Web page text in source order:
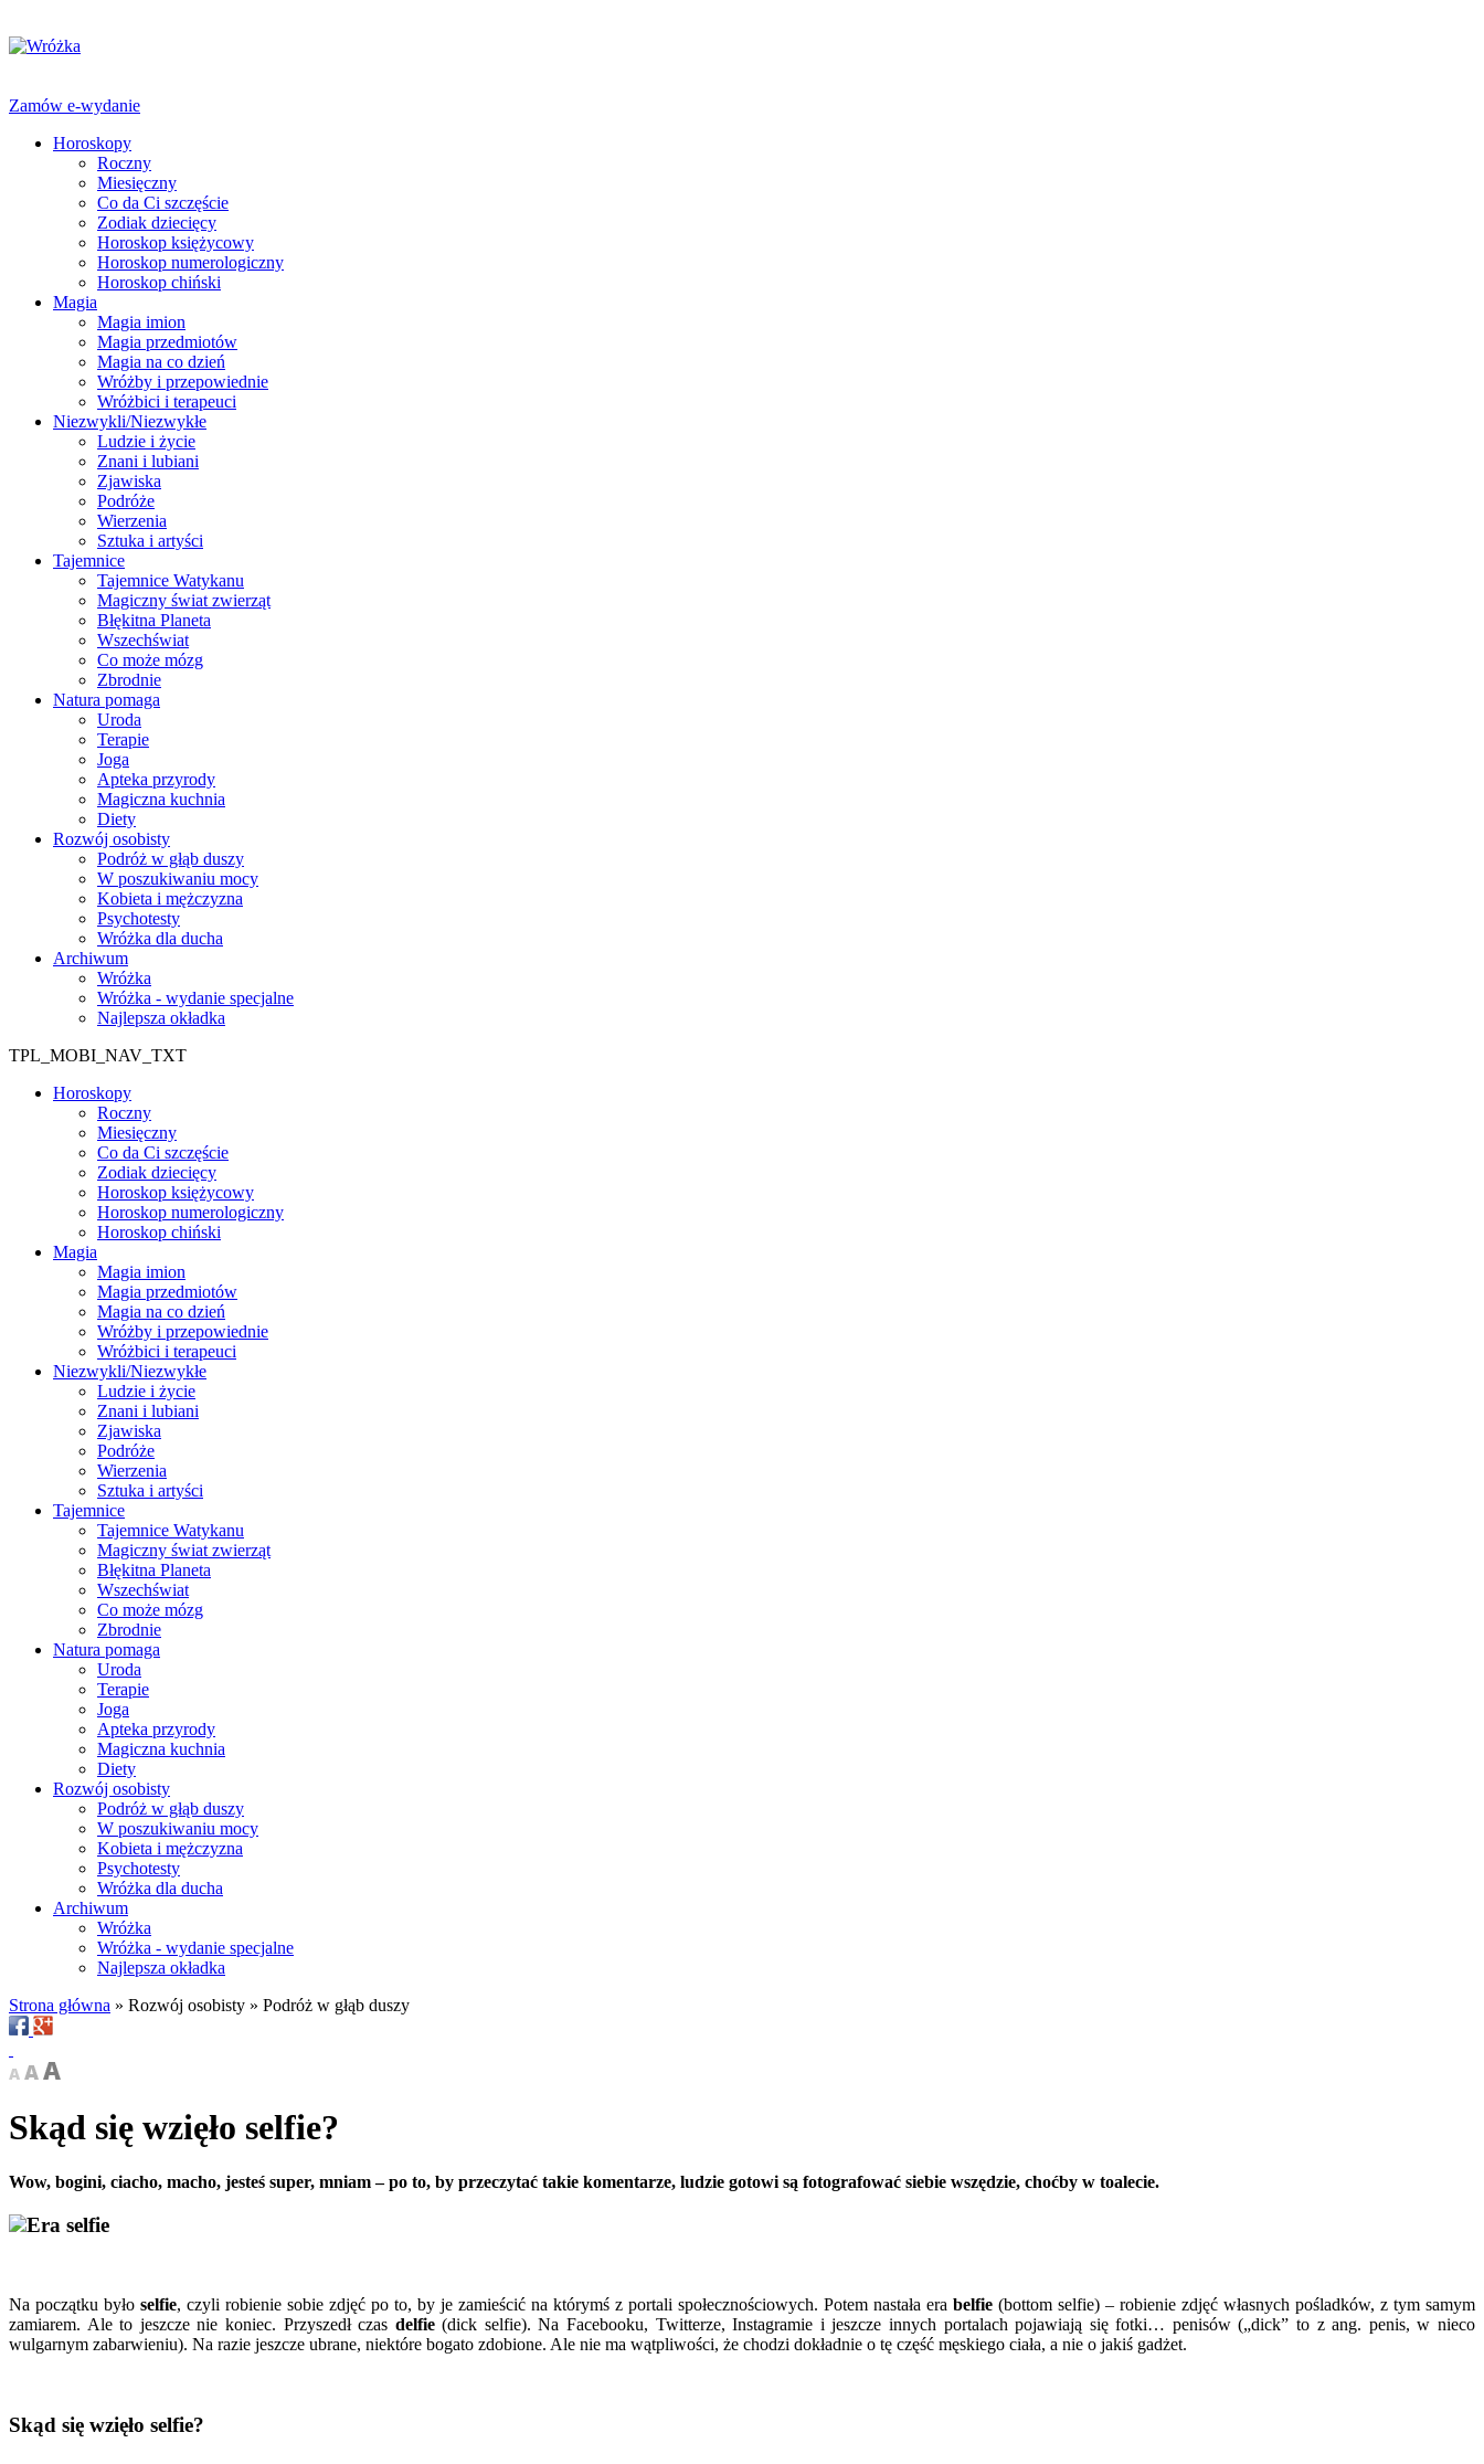
Zamów e-wydanie
Horoskopy
Roczny
Miesięczny
Co da Ci szczęście
Zodiak dziecięcy
Horoskop księżycowy
Horoskop numerologiczny
Horoskop chiński
Magia
Magia imion
Magia przedmiotów
Magia na co dzień
Wróżby i przepowiednie
Wróżbici i terapeuci
Niezwykli/Niezwykłe
Ludzie i życie
Znani i lubiani
Zjawiska
Podróże
Wierzenia
Sztuka i artyści
Tajemnice
Tajemnice Watykanu
Magiczny świat zwierząt
Błękitna Planeta
Wszechświat
Co może mózg
Zbrodnie
Natura pomaga
Uroda
Terapie
Joga
Apteka przyrody
Magiczna kuchnia
Diety
Rozwój osobisty
Podróż w głąb duszy
W poszukiwaniu mocy
Kobieta i mężczyzna
Psychotesty
Wróżka dla ducha
Archiwum
Wróżka
Wróżka - wydanie specjalne
Najlepsza okładka
TPL_MOBI_NAV_TXT
Horoskopy
Roczny
Miesięczny
Co da Ci szczęście
Zodiak dziecięcy
Horoskop księżycowy
Horoskop numerologiczny
Horoskop chiński
Magia
Magia imion
Magia przedmiotów
Magia na co dzień
Wróżby i przepowiednie
Wróżbici i terapeuci
Niezwykli/Niezwykłe
Ludzie i życie
Znani i lubiani
Zjawiska
Podróże
Wierzenia
Sztuka i artyści
Tajemnice
Tajemnice Watykanu
Magiczny świat zwierząt
Błękitna Planeta
Wszechświat
Co może mózg
Zbrodnie
Natura pomaga
Uroda
Terapie
Joga
Apteka przyrody
Magiczna kuchnia
Diety
Rozwój osobisty
Podróż w głąb duszy
W poszukiwaniu mocy
Kobieta i mężczyzna
Psychotesty
Wróżka dla ducha
Archiwum
Wróżka
Wróżka - wydanie specjalne
Najlepsza okładka
Strona główna » Rozwój osobisty » Podróż w głąb duszy
Skąd się wzięło selfie?
Wow, bogini, ciacho, macho, jesteś super, mniam – po to, by przeczytać takie komentarze, ludzie gotowi są fotografować siebie wszędzie, choćby w toalecie.
Era selfie
Na początku było selfie, czyli robienie sobie zdjęć po to, by je zamieścić na którymś z portali społecznościowych. Potem nastała era belfie (bottom selfie) – robienie zdjęć własnych pośladków, z tym samym
zamiarem. Ale to jeszcze nie koniec. Przyszedł czas delfie(dick selfie). Na Facebooku, Twitterze, Instagramie i jeszcze innych portalach pojawiają się fotki… penisów („dick” to z ang. penis, w nieco
wulgarnym zabarwieniu). Na razie jeszcze ubrane, niektóre bogato zdobione. Ale nie ma wątpliwości, że chodzi dokładnie o tę część męskiego ciała, a nie o jakiś gadżet.
Skąd się wzięło selfie?